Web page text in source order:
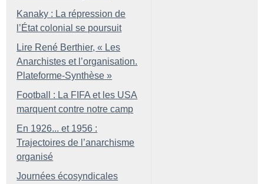
Kanaky : La répression de
l’État colonial se poursuit
Lire René Berthier, « Les
Anarchistes et l’organisation.
Plateforme-Synthèse »
Football : La FIFA et les USA
marquent contre notre camp
En 1926... et 1956 :
Trajectoires de l’anarchisme
organisé
Journées écosyndicales